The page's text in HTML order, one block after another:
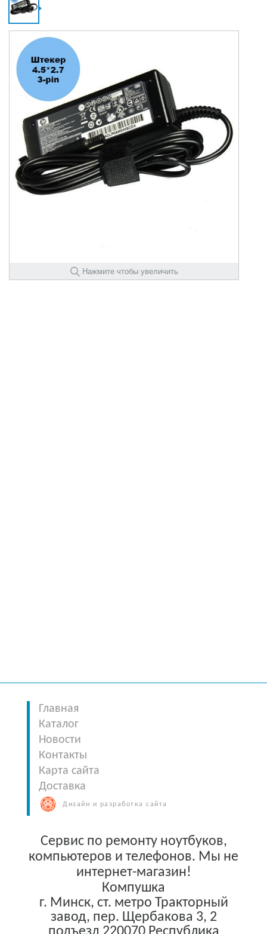
Нажмите чтобы увеличить
Главная
Каталог
Новости
Контакты
Карта сайта
Доставка
Дизайн и разработка сайта
Сервис по ремонту ноутбуков,
компьютеров и телефонов. Мы не
интернет-магазин!
Компушка
г. Минск, ст. метро Тракторный
завод, пер. Щербакова 3, 2